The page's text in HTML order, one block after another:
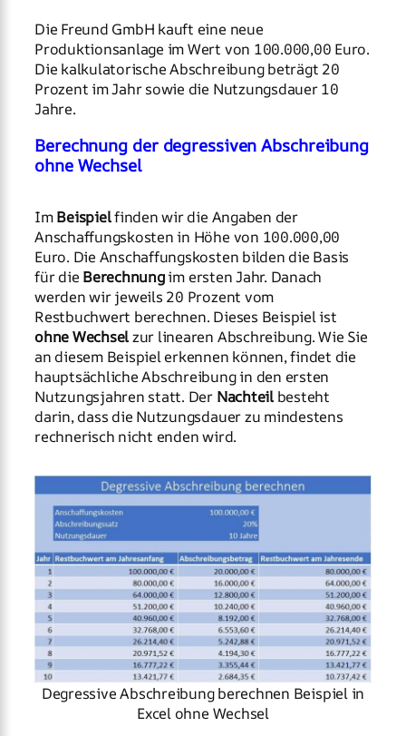
Die Freund GmbH kauft eine neue
Produktionsanlage im Wert von 100.000,00 Euro.
Die kalkulatorische Abschreibung beträgt 20
Prozent im Jahr sowie die Nutzungsdauer 10
Jahre.
Berechnung der degressiven Abschreibung
ohne Wechsel
ImBeispielfinden wir die Angaben der
Anschaffungskosten in Höhe von 100.000,00
Euro. Die Anschaffungskosten bilden die Basis
für die Berechnungim ersten Jahr. Danach
werden wir jeweils 20 Prozent vom
Restbuchwert berechnen. Dieses Beispiel ist
ohne Wechselzur linearen Abschreibung. Wie Sie
an diesem Beispiel erkennen können, findet die
hauptsächliche Abschreibung in den ersten
Nutzungsjahren statt. Der Nachteilbesteht
darin, dass die Nutzungsdauer zu mindestens
rechnerisch nicht enden wird.
Degressive Abschreibung berechnen Beispiel in
Excel ohne Wechsel